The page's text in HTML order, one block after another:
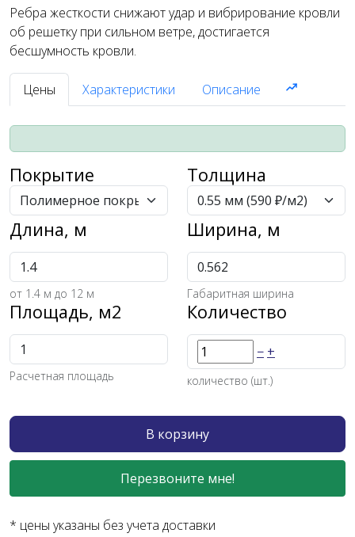
Ребра жесткости снижают удар и вибрирование кровли
об решетку при сильном ветре, достигается
бесшумность кровли.
Цены Характеристики Описание
Покрытие Толщина
Длина, м
от 1.4 м до 12 м
Ширина, м
Габаритная ширина
Площадь, м2
Расчетная площадь
Количество
− +
количество (шт.)
В корзину
Перезвоните мне!
* цены указаны без учета доставки